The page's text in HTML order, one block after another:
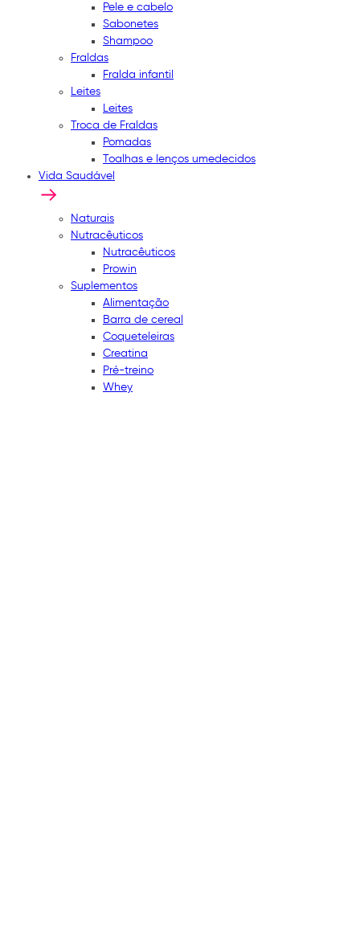
Pele e cabelo
Sabonetes
Shampoo
Fraldas
Fralda infantil
Leites
Leites
Troca de Fraldas
Pomadas
Toalhas e lenços umedecidos
Vida Saudável
Naturais
Nutracêuticos
Nutracêuticos
Prowin
Suplementos
Alimentação
Barra de cereal
Coqueteleiras
Creatina
Pré-treino
Whey